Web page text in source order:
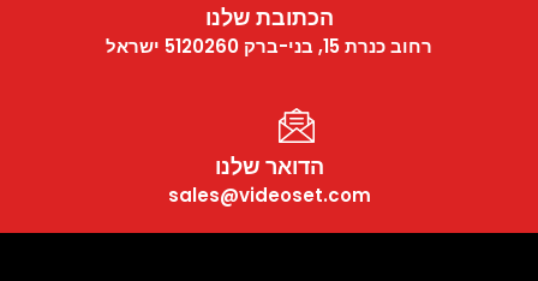
הכתובת שלנו
רחוב כנרת 15, בני-ברק 5120260 ישראל
הדואר שלנו
sales@videoset.com